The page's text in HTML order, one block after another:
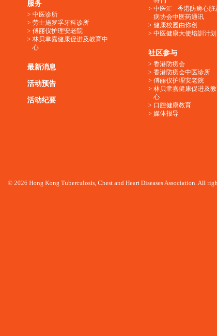
服务
中医诊所
劳士施罗孚牙科诊所
傅丽仪护理安老院
林贝聿嘉健康促进及教育中
心
最新消息
活动预告
活动纪要
中医汇 - 香港防痨心脏
病协会中医药通讯
健康校园由你创
中医健康大使培訓计划
社区参与
香港防痨会
香港防痨会中医诊所
傅丽仪护理安老院
林贝聿嘉健康促进及
心
口腔健康教育
媒体报导
© 2026 Hong Kong Tuberculosis, Chest and Heart Diseases Association. All